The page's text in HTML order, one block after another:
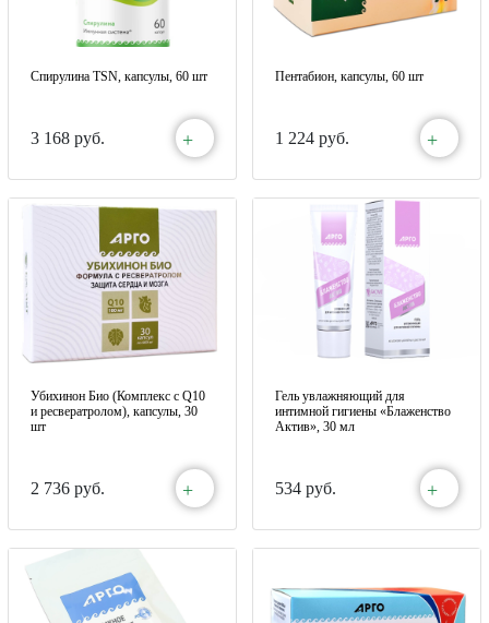
Спирулина TSN, капсулы, 60 шт
3 168 руб. +
Пентабион, капсулы, 60 шт
1 224 руб. +
Убихинон Био (Комплекс с Q10
и ресвератролом), капсулы, 30
шт
2 736 руб. +
Гель увлажняющий для
интимной гигиены «Блаженство
Актив», 30 мл
534 руб. +